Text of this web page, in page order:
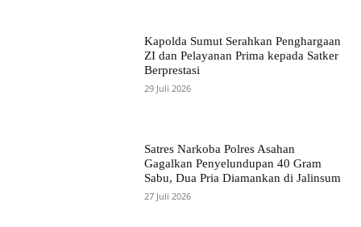
Kapolda Sumut Serahkan Penghargaan
ZI dan Pelayanan Prima kepada Satker
Berprestasi
29 Juli 2026
Satres Narkoba Polres Asahan
Gagalkan Penyelundupan 40 Gram
Sabu, Dua Pria Diamankan di Jalinsum
27 Juli 2026